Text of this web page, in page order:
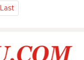
Last